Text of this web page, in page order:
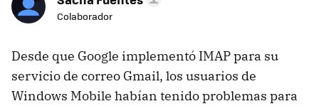
Colaborador
Desde que Google implementó IMAP para su
servicio de correo Gmail, los usuarios de
Windows Mobile habían tenido problemas para